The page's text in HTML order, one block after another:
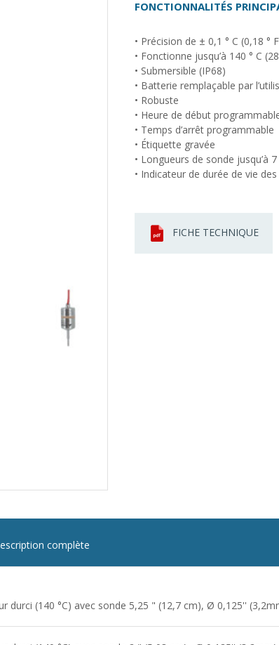
FONCTIONNALITÉS
• Précision de ± 0,1 ° C (0,18 °
• Fonctionne jusqu’à 140 ° C
• Submersible (IP68)
• Batterie remplaçable par
• Robuste
• Heure de début
• Temps d’arrêt programmable
• Étiquette gravée
• Longueurs de sonde jusqu’à
• Indicateur de durée de vie
FICHE TECHNIQUE
complète
durci (140 °C) avec sonde 5,25 " (12,7 cm), Ø 0,125''